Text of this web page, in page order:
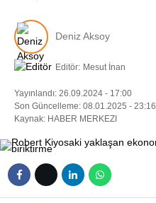
Deniz Aksoy
Editör: Mesut İnan
Yayınlandı: 26.09.2024 - 17:00
Son Güncelleme: 08.01.2025 - 23:16
Kaynak: HABER MERKEZI